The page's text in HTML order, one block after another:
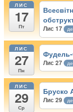
ЛИС
17
Пт Лис 17
ЛИС
27
Пн
Фудель-
Лис 27
ЛИС
29
Ср
Бруско
Лис 29